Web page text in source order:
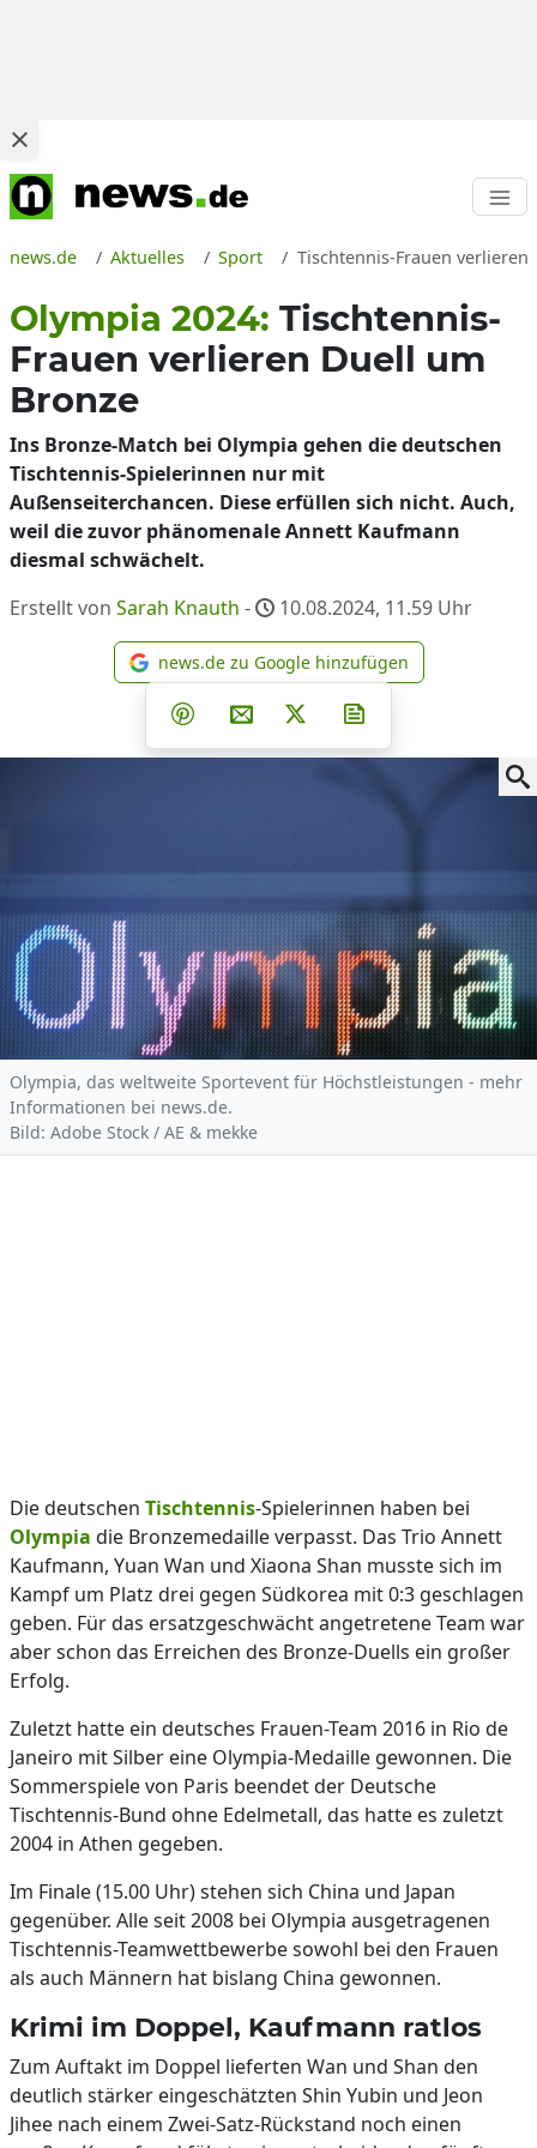
news.de Aktuelles Sport Tischtennis-Frauen
Olympia 2024: Tischtennis-
Frauen verlieren Duell um
Bronze
Ins Bronze-Match bei Olympia gehen die deutschen
Tischtennis-Spielerinnen nur mit
Außenseiterchancen. Diese erfüllen sich nicht. Auch,
weil die zuvor phänomenale Annett Kaufmann
diesmal schwächelt.
Erstellt von Sarah Knauth - 10.08.2024, 11.59 Uhr
news.de zu Google
news.de zu Google hinzufügen
Teilen auf Facebook
Teilen auf Whatsapp
Teilen auf Telegram
Teilen auf Pinterest
Per E-Mail teilen
Post auf X
Olympia, das weltweite Sportevent für Höchstleistungen - mehr
Informationen bei news.de.
Bild: Adobe Stock / AE & mekke
Die deutschen Tischtennis-Spielerinnen haben bei
Olympia die Bronzemedaille verpasst. Das Trio Annett
Kaufmann, Yuan Wan und Xiaona Shan musste sich im
Kampf um Platz drei gegen Südkorea mit 0:3 geschlagen
geben. Für das ersatzgeschwächt angetretene Team war
aber schon das Erreichen des Bronze-Duells ein großer
Erfolg.
Zuletzt hatte ein deutsches Frauen-Team 2016 in Rio de
Janeiro mit Silber eine Olympia-Medaille gewonnen. Die
Sommerspiele von Paris beendet der Deutsche
Tischtennis-Bund ohne Edelmetall, das hatte es zuletzt
2004 in Athen gegeben.
Im Finale (15.00 Uhr) stehen sich China und Japan
gegenüber. Alle seit 2008 bei Olympia ausgetragenen
Tischtennis-Teamwettbewerbe sowohl bei den Frauen
als auch Männern hat bislang China gewonnen.
Krimi im Doppel, Kaufmann ratlos
Zum Auftakt im Doppel lieferten Wan und Shan den
deutlich stärker eingeschätzten Shin Yubin und Jeon
Jihee nach einem Zwei-Satz-Rückstand noch einen